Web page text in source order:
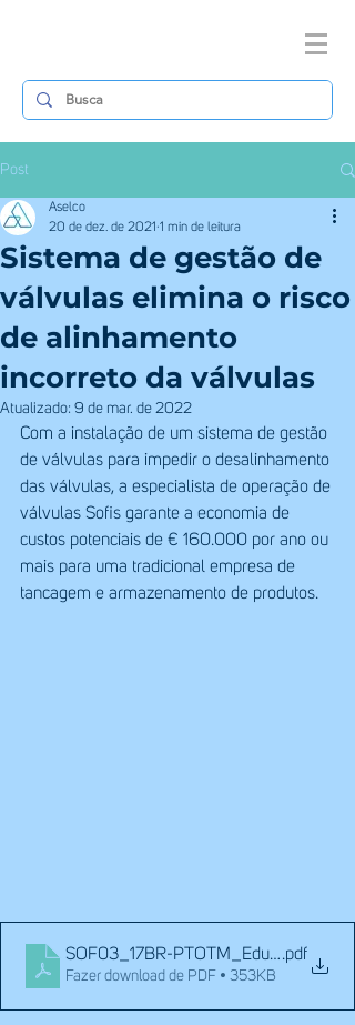
Post
Sistema de gestão de
válvulas elimina o risco
de alinhamento
incorreto da válvulas
Aselco
20 de dez. de 2021 1 min de leitura
Atualizado: 9 de mar. de 2022
Com a instalação de um sistema de gestão
de válvulas para impedir o desalinhamento
das válvulas, a especialista de operação de
válvulas Sofis garante a economia de
custos potenciais de € 160.000 por ano ou
mais para uma tradicional empresa de
tancagem e armazenamento de produtos.
SOF03_17BR-PTOTM_Edu_BR
.pdf
Fazer download de PDF • 353KB